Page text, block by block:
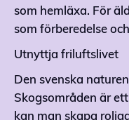
som hemläxa. För
som förberedelse
Utnyttja friluftslivet
Den svenska
Skogsområden är
kan man skapa